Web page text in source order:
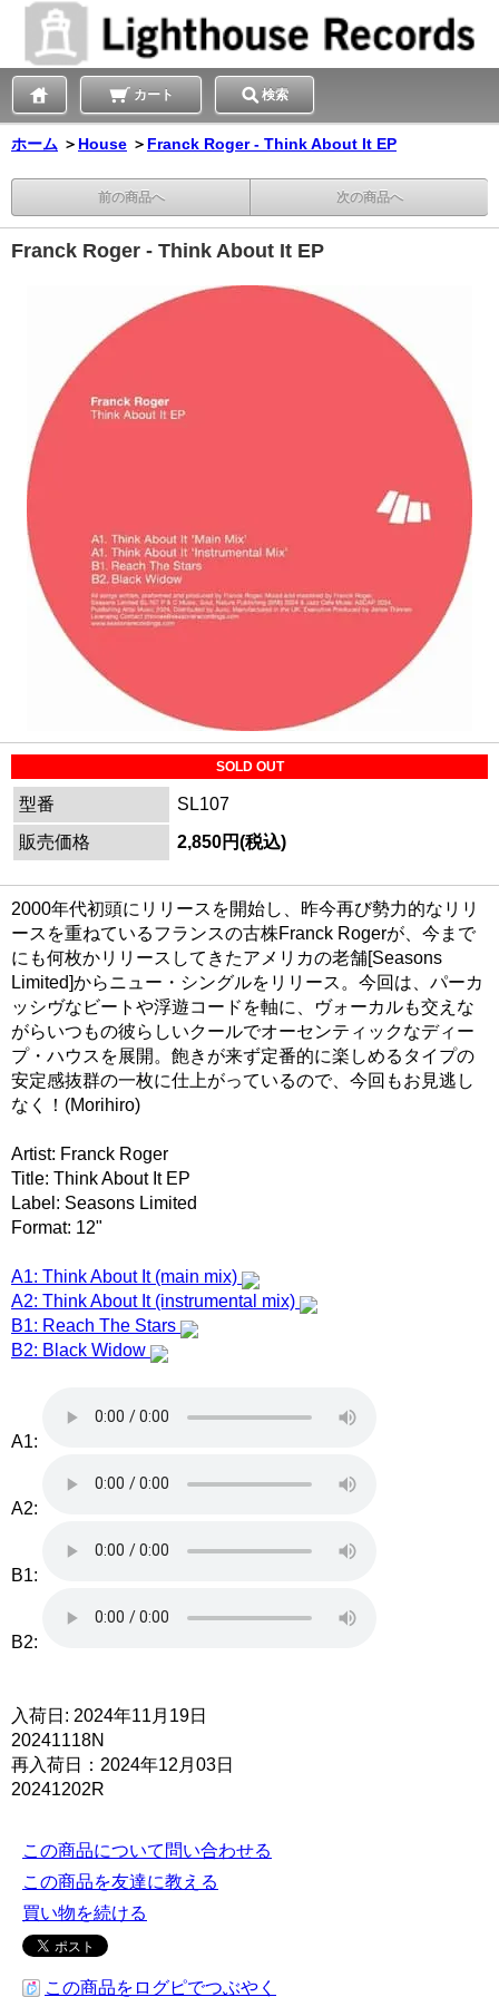
カート 検索
ホーム ＞ House ＞ Franck Roger - Think About It EP
前の商品へ 次の商品へ
Franck Roger - Think About It EP
SOLD OUT
型番
SL107
販売価格
2,850円(税込)
2000年代初頭にリリースを開始し、昨今再び勢力的なリリ
ースを重ねているフランスの古株Franck Rogerが、今まで
にも何枚かリリースしてきたアメリカの老舗[Seasons
Limited]からニュー・シングルをリリース。今回は、パーカ
ッシヴなビートや浮遊コードを軸に、ヴォーカルも交えな
がらいつもの彼らしいクールでオーセンティックなディー
プ・ハウスを展開。飽きが来ず定番的に楽しめるタイプの
安定感抜群の一枚に仕上がっているので、今回もお見逃し
なく！(Morihiro)
Artist: Franck Roger
Title: Think About It EP
Label: Seasons Limited
Format: 12"
A1: Think About It (main mix)
A2: Think About It (instrumental mix)
B1: Reach The Stars
B2: Black Widow
A1:
A2:
B1:
B2:
入荷日: 2024年11月19日
20241118N
再入荷日：2024年12月03日
20241202R
この商品について問い合わせる
この商品を友達に教える
買い物を続ける
この商品をログピでつぶやく